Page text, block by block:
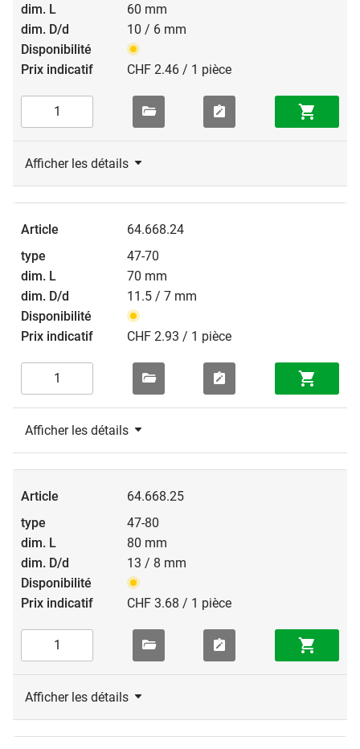
60 mm
10 / 6 mm
CHF 2.46 / 1 pièce
Afficher les détails
64.668.24
47-70
70 mm
11.5 / 7 mm
CHF 2.93 / 1 pièce
Afficher les détails
64.668.25
47-80
80 mm
13 / 8 mm
CHF 3.68 / 1 pièce
Afficher les détails